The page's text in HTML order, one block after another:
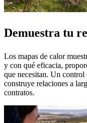
Demuestra tu
Los mapas de calor
y con qué eficacia,
que necesitan. Un
construye relaciones a
contratos.